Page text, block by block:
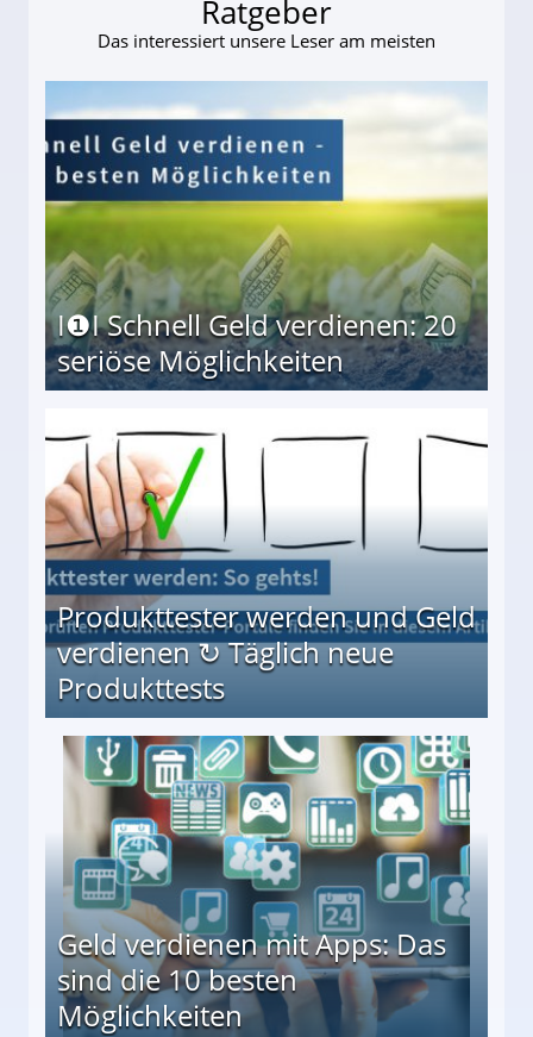
Ratgeber
Das interessiert unsere Leser am meisten
I❶I Schnell Geld verdienen: 20
seriöse Möglichkeiten
Produkttester werden und Geld
verdienen ↻ Täglich neue
Produkttests
↻ Täglich neue Produkttests
Geld verdienen mit Apps: Das
sind die 10 besten
Möglichkeiten